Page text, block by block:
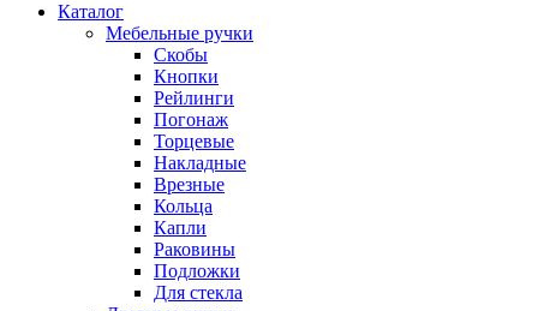
Каталог
Мебельные ручки
Скобы
Кнопки
Рейлинги
Погонаж
Торцевые
Накладные
Врезные
Кольца
Капли
Раковины
Подложки
Для стекла